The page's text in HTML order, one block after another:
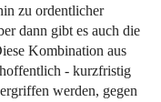
zu ordentlicher
dann gibt es auch die
Kombination aus
- kurzfristig
werden, gegen